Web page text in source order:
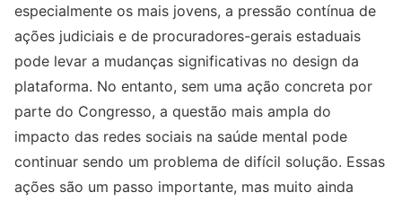
especialmente os mais jovens, a pressão contínua de
ações judiciais e de procuradores-gerais estaduais
pode levar a mudanças significativas no design da
plataforma. No entanto, sem uma ação concreta por
parte do Congresso, a questão mais ampla do
impacto das redes sociais na saúde mental pode
continuar sendo um problema de difícil solução. Essas
ações são um passo importante, mas muito ainda